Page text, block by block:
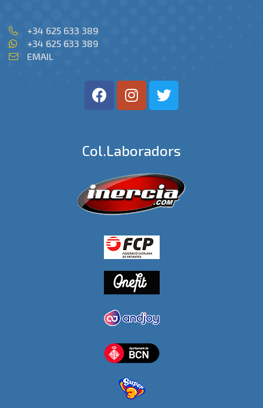
+34 625 633 389
+34 625 633 389
EMAIL
Col.laboradors